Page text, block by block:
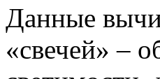
Данные
«свечей» –